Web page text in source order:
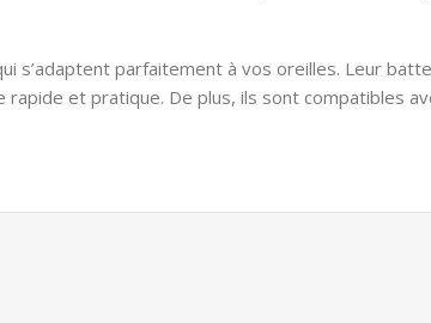
s’adaptent parfaitement à vos oreilles. Leur
et pratique. De plus, ils sont compatibles